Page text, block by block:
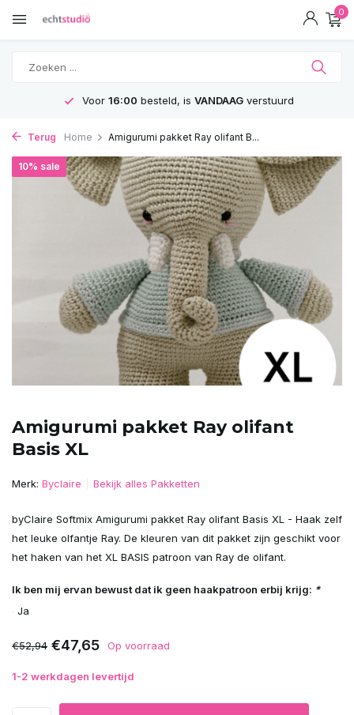
0
Voor 16:00 besteld, is VANDAAGverstuurd
Terug Home Amigurumi pakket Ray olifant B...
Amigurumi pakket Ray olifant
Basis XL
10% sale
Merk: Byclaire Bekijk alles Pakketten
byClaire Softmix Amigurumi pakket Ray olifant Basis XL - Haak zelf
het leuke olfantje Ray. De kleuren van dit pakket zijn geschikt voor
het haken van het XL BASIS patroon van Ray de olifant.
Ik ben mij ervan bewust dat ik geen haakpatroon erbij krijg: *
Ja
€52,94 €47,65 Op voorraad
1-2 werkdagen levertijd